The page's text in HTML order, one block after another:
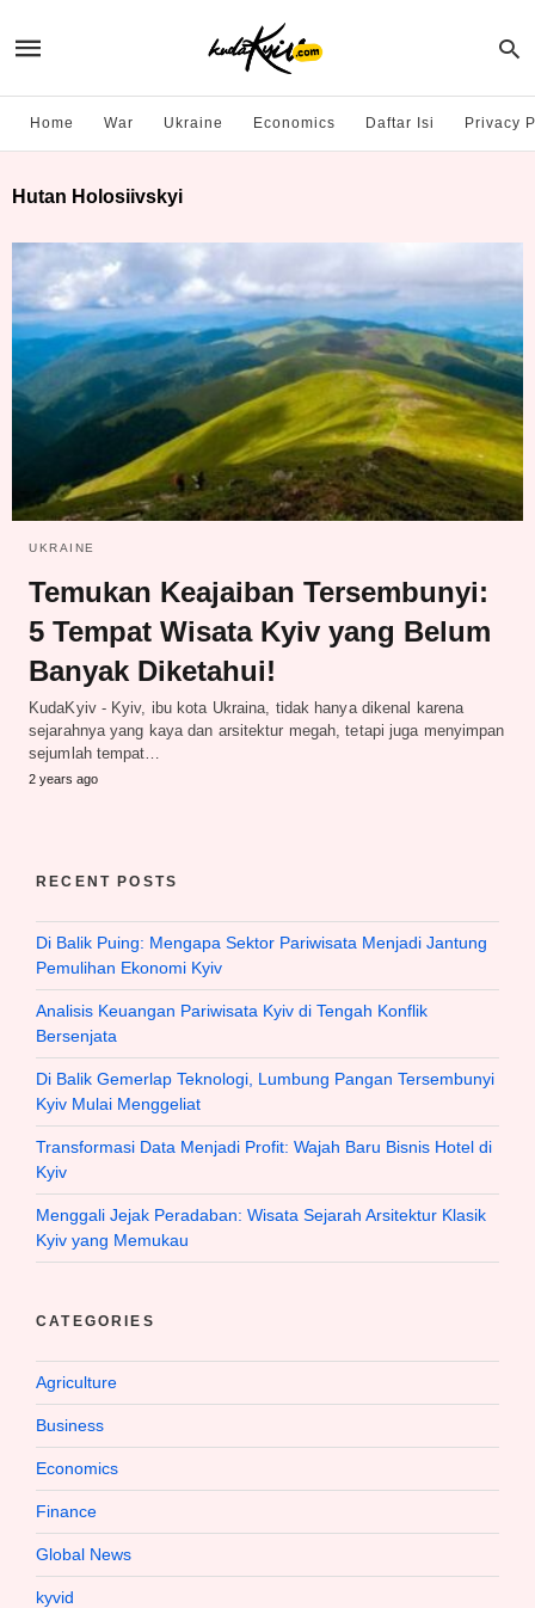
Home War Ukraine Economics Daftar Isi Privacy
Hutan Holosiivskyi
UKRAINE
Temukan Keajaiban Tersembunyi:
5 Tempat Wisata Kyiv yang Belum
Banyak Diketahui!
KudaKyiv - Kyiv, ibu kota Ukraina, tidak hanya dikenal karena
sejarahnya yang kaya dan arsitektur megah, tetapi juga menyimpan
sejumlah tempat…
2 years ago
RECENT POSTS
Di Balik Puing: Mengapa Sektor Pariwisata Menjadi Jantung
Pemulihan Ekonomi Kyiv
Analisis Keuangan Pariwisata Kyiv di Tengah Konflik
Bersenjata
Di Balik Gemerlap Teknologi, Lumbung Pangan Tersembunyi
Kyiv Mulai Menggeliat
Transformasi Data Menjadi Profit: Wajah Baru Bisnis Hotel di
Kyiv
Menggali Jejak Peradaban: Wisata Sejarah Arsitektur Klasik
Kyiv yang Memukau
CATEGORIES
Agriculture
Business
Economics
Finance
Global News
kyvid